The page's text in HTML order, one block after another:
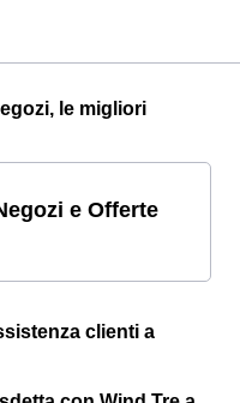
le migliori
e Offerte
clienti a